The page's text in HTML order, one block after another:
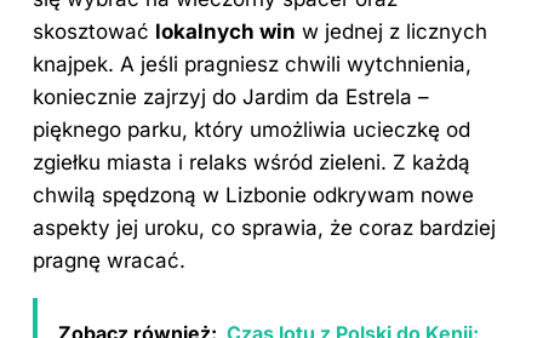
skosztować lokalnych win w jednej z licznych
knajpek. A jeśli pragniesz chwili wytchnienia,
koniecznie zajrzyj do Jardim da Estrela –
pięknego parku, który umożliwia ucieczkę od
zgiełku miasta i relaks wśród zieleni. Z każdą
chwilą spędzoną w Lizbonie odkrywam nowe
aspekty jej uroku, co sprawia, że coraz bardziej
pragnę wracać.